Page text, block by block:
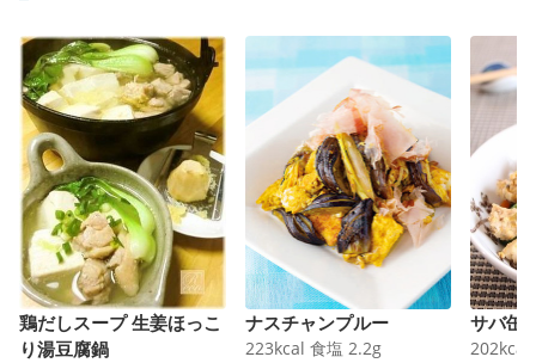
鶏だしスープ 生姜ほっこ
り湯豆腐鍋
ナスチャンプルー
223kcal 食塩 2.2g
サバ缶
202kcal